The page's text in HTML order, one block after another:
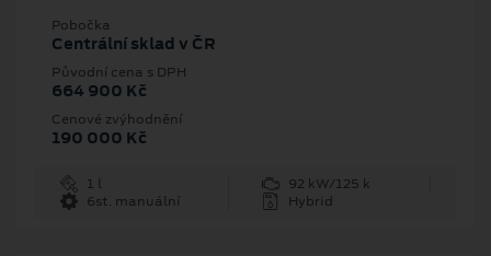
Pobočka
Centrální sklad v ČR
Původní cena s DPH
664 900 Kč
Cenové zvýhodnění
190 000 Kč
1 l
92 kW/125 k
6st. manuální
Hybrid